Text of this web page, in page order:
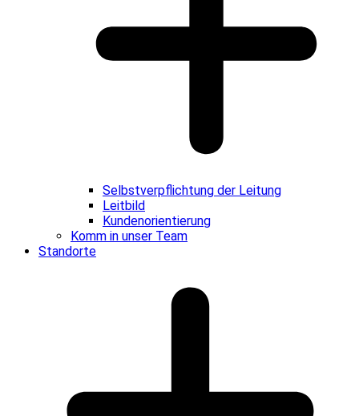
Selbstverpflichtung der Leitung
Leitbild
Kundenorientierung
Komm in unser Team
Standorte